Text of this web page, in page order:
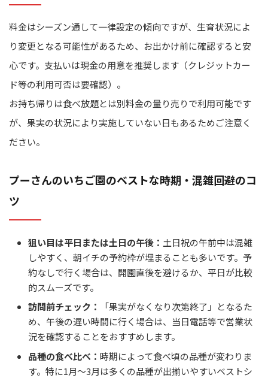
料金はシーズン通して一律設定の傾向ですが、生育状況によ
り変更となる可能性があるため、お出かけ前に確認すると安
心です。支払いは現金の用意を推奨します（クレジットカー
ド等の利用可否は要確認）。
お持ち帰りは食べ放題とは別料金の量り売りで利用可能です
が、果実の状況により実施していない日もあるためご注意く
ださい。
プーさんのいちご園のベストな時期・混雑回避のコ
ツ
狙い目は平日または土日の午後： 土日祝の午前中は混雑
しやすく、朝イチの予約枠が埋まることも多いです。予
約なしで行く場合は、開園直後を避けるか、平日が比較
的スムーズです。
訪問前チェック：
「果実がなくなり次第終了」となるた
め、午後の遅い時間に行く場合は、当日電話等で営業状
況を確認することをおすすめします。
品種の食べ比べ： 時期によって食べ頃の品種が変わりま
す。特に1月～3月は多くの品種が出揃いやすいベストシ